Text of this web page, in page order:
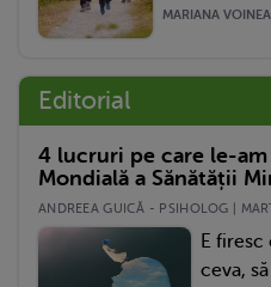
MARIANA
Editorial
4 lucruri pe care le-
Mondială a Sănătății
ANDREEA GUICĂ - PSIHOLOG |
E
ceva,